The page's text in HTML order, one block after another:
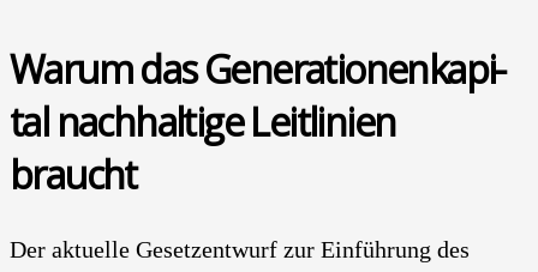
War­um das Gene­ra­tio­nen­ka­pi­
tal nach­hal­ti­ge Leit­li­ni­en
braucht
Der aktu­el­le Gesetz­ent­wurf zur Ein­füh­rung des